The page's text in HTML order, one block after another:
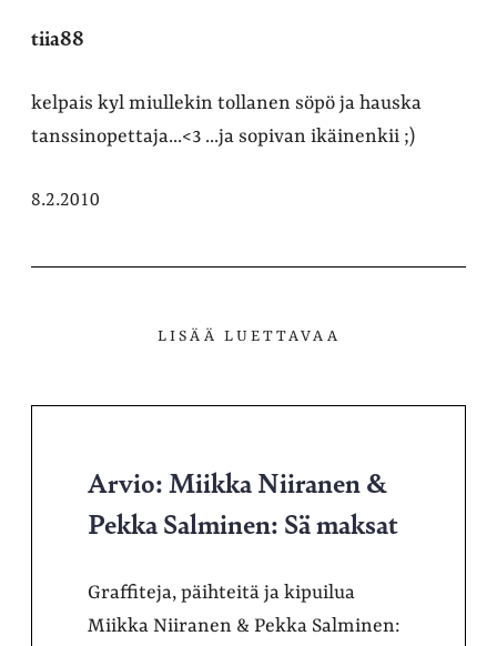
tiia88
kelpais kyl miullekin tollanen söpö ja hauska
tanssinopettaja...<3 ...ja sopivan ikäinenkii ;)
8.2.2010
LISÄÄ LUETTAVAA
Arvio: Miikka Niiranen &
Pekka Salminen: Sä maksat
Graffiteja, päihteitä ja kipuilua
Miikka Niiranen & Pekka Salminen: